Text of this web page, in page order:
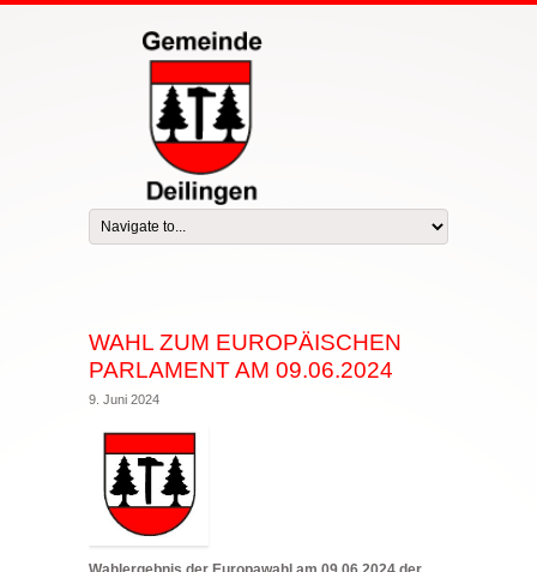
WAHL ZUM EUROPÄISCHEN
PARLAMENT AM 09.06.2024
9. Juni 2024